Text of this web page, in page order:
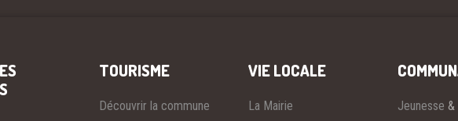
TOURISME
Découvrir la commune
VIE LOCALE
La Mairie
Jeunesse &